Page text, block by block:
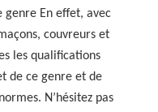
En effet, avec
couvreurs et
les qualifications
de ce genre et de
N’hésitez pas